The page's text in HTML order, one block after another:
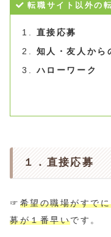
転職サイト以外の
直接応募
知人・友人から
ハローワーク
１．直接応募
☞ 希望の職場がすで
募が１番早いです。